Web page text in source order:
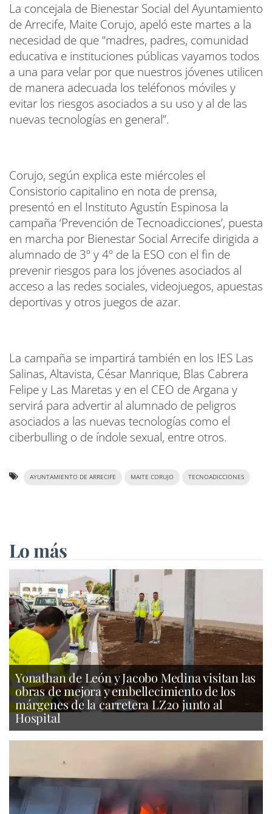
La concejala de Bienestar Social del Ayuntamiento
de Arrecife, Maite Corujo, apeló este martes a la
necesidad de que “madres, padres, comunidad
educativa e instituciones públicas vayamos todos
a una para velar por que nuestros jóvenes utilicen
de manera adecuada los teléfonos móviles y
evitar los riesgos asociados a su uso y al de las
nuevas tecnologías en general”.
Corujo, según explica este miércoles el
Consistorio capitalino en nota de prensa,
presentó en el Instituto Agustín Espinosa la
campaña ‘Prevención de Tecnoadicciones’, puesta
en marcha por Bienestar Social Arrecife dirigida a
alumnado de 3º y 4º de la ESO con el fin de
prevenir riesgos para los jóvenes asociados al
acceso a las redes sociales, videojuegos, apuestas
deportivas y otros juegos de azar.
La campaña se impartirá también en los IES Las
Salinas, Altavista, César Manrique, Blas Cabrera
Felipe y Las Maretas y en el CEO de Argana y
servirá para advertir al alumnado de peligros
asociados a las nuevas tecnologías como el
ciberbulling o de índole sexual, entre otros.
AYUNTAMIENTO DE ARRECIFE MAITE CORUJO TECNOADICCIONES
Lo más
Yonathan de León y Jacobo Medina visitan las
obras de mejora y embellecimiento de los
márgenes de la carretera LZ20 junto al
Hospital